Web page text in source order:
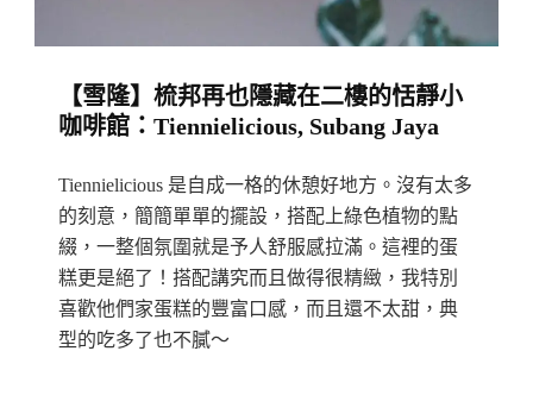
【雪隆】梳邦再也隱藏在二樓的恬靜小
咖啡館：Tiennielicious, Subang Jaya
Tiennielicious 是自成一格的休憩好地方。沒有太多
的刻意，簡簡單單的擺設，搭配上綠色植物的點
綴，一整個氛圍就是予人舒服感拉滿。這裡的蛋
糕更是絕了！搭配講究而且做得很精緻，我特別
喜歡他們家蛋糕的豐富口感，而且還不太甜，典
型的吃多了也不膩～